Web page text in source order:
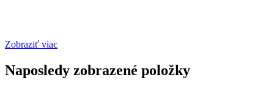
Zobraziť viac
Naposledy zobrazené položky